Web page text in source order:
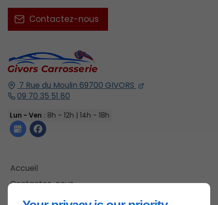
7 Rue du Moulin 69700 GIVORS
09 70 35 51 80
Lun - Ven : 8h - 12h | 14h - 18h
Accueil
Contactez-nous
Mentions légales
Contactez-nous